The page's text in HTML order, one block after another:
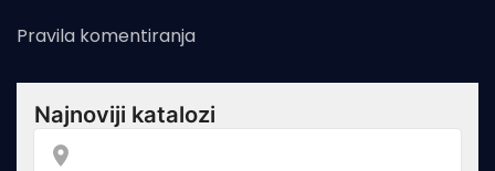
Pravila komentiranja